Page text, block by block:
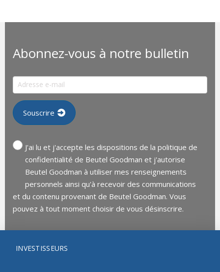
Abonnez-vous à notre bulletin
J'ai lu et j'accepte les dispositions de la politique de
confidentialité de Beutel Goodman et j'autorise
Beutel Goodman à utiliser mes renseignements
personnels ainsi qu'à recevoir des communications
et du contenu provenant de Beutel Goodman. Vous
pouvez à tout moment choisir de vous désinscrire.
INVESTISSEURS